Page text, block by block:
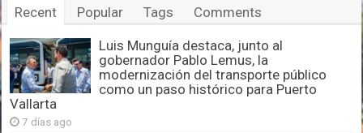
Recent Popular Tags Comments
Luis Munguía destaca, junto al
gobernador Pablo Lemus, la
modernización del transporte público
como un paso histórico para Puerto
Vallarta
7 días ago